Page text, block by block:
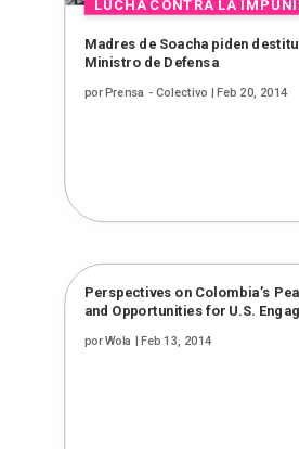
Madres de Soacha piden
Ministro de Defensa
porPrensa - Colectivo | Feb 20, 2014
Perspectives on Colombia’s
and Opportunities for U.S.
porWola | Feb 13, 2014